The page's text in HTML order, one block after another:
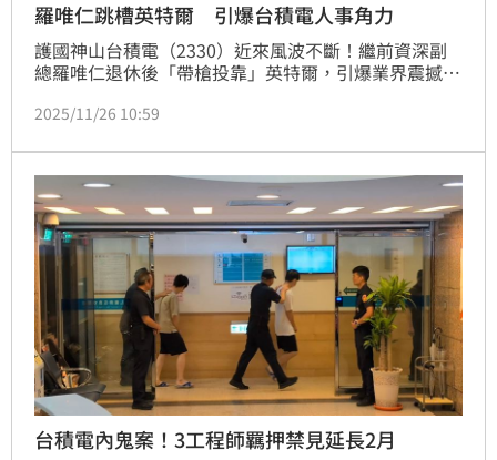
羅唯仁跳槽英特爾 引爆台積電人事角力
護國神山台積電（2330）近來風波不斷！繼前資深副
總羅唯仁退休後「帶槍投靠」英特爾，引爆業界震撼彈
局也暗潮洶湧，董事長魏哲家陷入前所未有的兩難。內
手。」
2025/11/26 10:59
台積電內鬼案！3工程師羈押禁見延長2月